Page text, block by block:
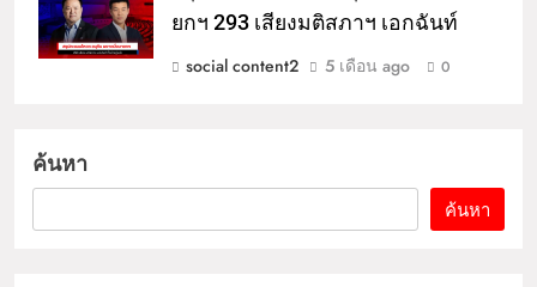
ยกฯ 293 เสียงมติสภาฯ เอกฉันท์
social content2
5 เดือน ago 0
ค้นหา
ค้นหา